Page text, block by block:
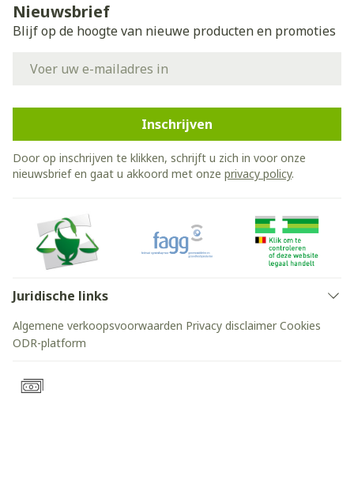
Nieuwsbrief
Blijf op de hoogte van nieuwe producten en promoties
Inschrijven
Door op inschrijven te klikken, schrijft u zich in voor onze
nieuwsbrief en gaat u akkoord met onze privacy policy.
Juridische links
Algemene verkoopsvoorwaarden Privacy disclaimer Cookies
ODR-platform